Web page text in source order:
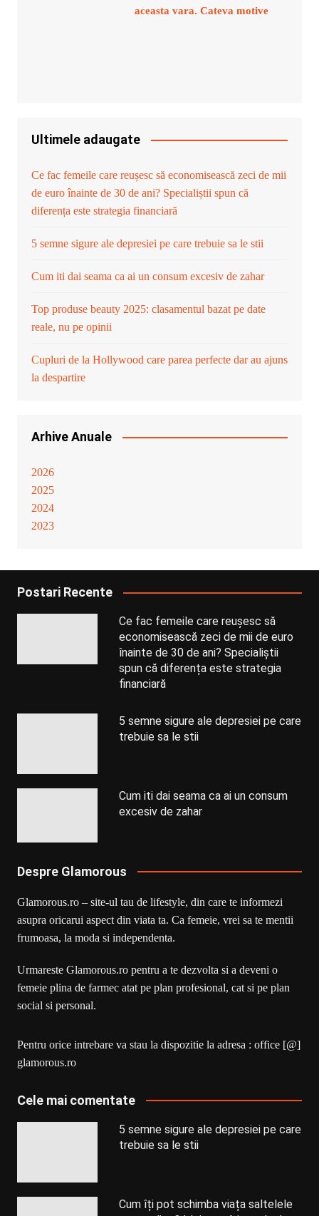
aceasta vara. Cateva motive
Ultimele adaugate
Ce fac femeile care reușesc să economisească zeci de mii
de euro înainte de 30 de ani? Specialiștii spun că
diferența este strategia financiară
5 semne sigure ale depresiei pe care trebuie sa le stii
Cum iti dai seama ca ai un consum excesiv de zahar
Top produse beauty 2025: clasamentul bazat pe date
reale, nu pe opinii
Cupluri de la Hollywood care parea perfecte dar au ajuns
la despartire
Arhive Anuale
2026
2025
2024
2023
Postari Recente
Ce fac femeile care reușesc să
economisească zeci de mii de euro
înainte de 30 de ani? Specialiștii
spun că diferența este strategia
financiară
5 semne sigure ale depresiei pe care
trebuie sa le stii
Cum iti dai seama ca ai un consum
excesiv de zahar
Despre Glamorous
Glamorous.ro – site-ul tau de lifestyle, din care te informezi
asupra oricarui aspect din viata ta. Ca femeie, vrei sa te mentii
frumoasa, la moda si independenta.
Urmareste Glamorous.ro pentru a te dezvolta si a deveni o
femeie plina de farmec atat pe plan profesional, cat si pe plan
social si personal.
Pentru orice intrebare va stau la dispozitie la adresa : office [@]
glamorous.ro
Cele mai comentate
5 semne sigure ale depresiei pe care
trebuie sa le stii
Cum îți pot schimba viața saltelele